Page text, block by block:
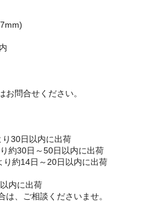
お問合せください。
30日以内に出荷
約30日～50日以内に出荷
り約14日～20日以内に出荷
内に出荷
は、ご相談くださいませ。